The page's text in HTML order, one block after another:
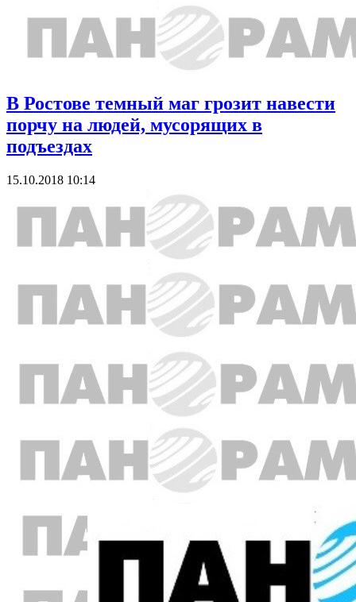
В Ростове темный маг грозит навести
порчу на людей, мусорящих в
подъездах
15.10.2018 10:14